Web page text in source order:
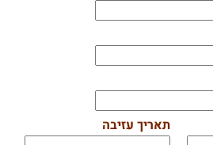
תאריך עזיבה